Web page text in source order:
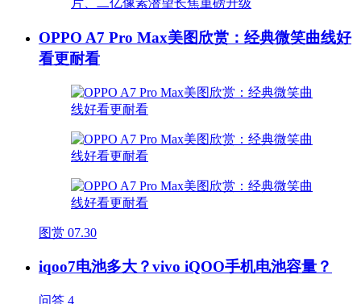
OPPO A7 Pro Max美图欣赏：经典微笑曲线好
看更耐看
图赏 07.30
iqoo7电池多大？vivo iQOO手机电池容量？
问答 4